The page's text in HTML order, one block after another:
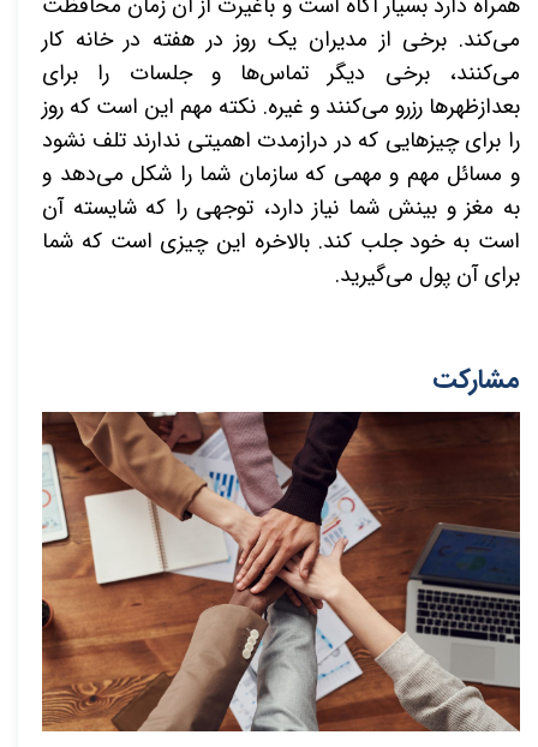
می‌کند. برخی از مدیران یک روز در هفته در خانه کار
می‌کنند، برخی دیگر تماس‌ها و جلسات را برای
بعدازظهرها رزرو می‌کنند و غیره. نکته مهم این است که روز
را برای چیزهایی که در درازمدت اهمیتی ندارند تلف نشود
و مسائل مهم و مهمی که سازمان شما را شکل می‌دهد و
به مغز و بینش شما نیاز دارد، توجهی را که شایسته آن
است به خود جلب کند. بالاخره این چیزی است که شما
برای آن پول می‌گیرید.
مشارکت